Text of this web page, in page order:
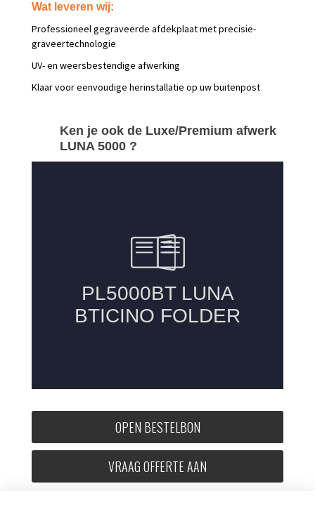
Wat leveren wij:
Professioneel gegraveerde afdekplaat met precisie-
graveertechnologie
UV- en weersbestendige afwerking
Klaar voor eenvoudige herinstallatie op uw buitenpost
Ken je ook de Luxe/Premium afwerk
LUNA 5000 ?
OPEN BESTELBON
VRAAG OFFERTE AAN